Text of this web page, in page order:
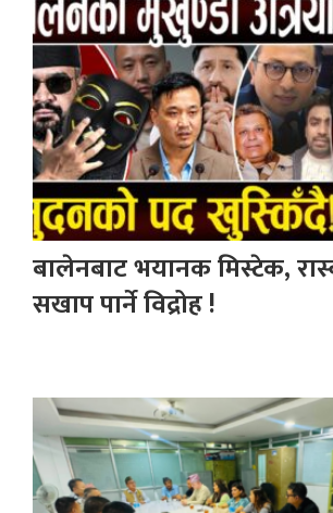
बालेनबाट भयानक मिस्टेक,
सखाप पार्ने विद्रोह !